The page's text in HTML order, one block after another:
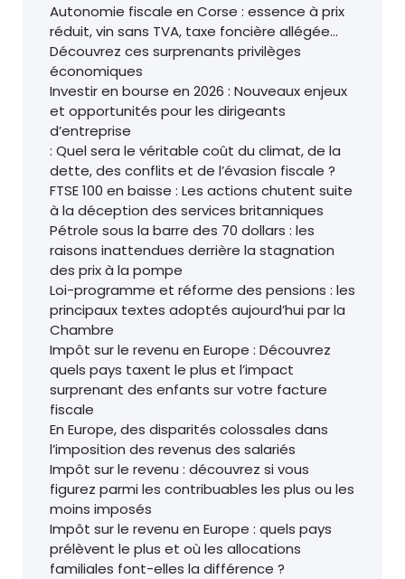
Autonomie fiscale en Corse : essence à prix
réduit, vin sans TVA, taxe foncière allégée…
Découvrez ces surprenants privilèges
économiques
Investir en bourse en 2026 : Nouveaux enjeux
et opportunités pour les dirigeants
d’entreprise
: Quel sera le véritable coût du climat, de la
dette, des conflits et de l’évasion fiscale ?
FTSE 100 en baisse : Les actions chutent suite
à la déception des services britanniques
Pétrole sous la barre des 70 dollars : les
raisons inattendues derrière la stagnation
des prix à la pompe
Loi-programme et réforme des pensions : les
principaux textes adoptés aujourd’hui par la
Chambre
Impôt sur le revenu en Europe : Découvrez
quels pays taxent le plus et l’impact
surprenant des enfants sur votre facture
fiscale
En Europe, des disparités colossales dans
l’imposition des revenus des salariés
Impôt sur le revenu : découvrez si vous
figurez parmi les contribuables les plus ou les
moins imposés
Impôt sur le revenu en Europe : quels pays
prélèvent le plus et où les allocations
familiales font-elles la différence ?